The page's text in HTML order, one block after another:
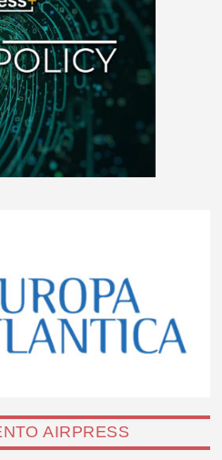
AIRPRESS